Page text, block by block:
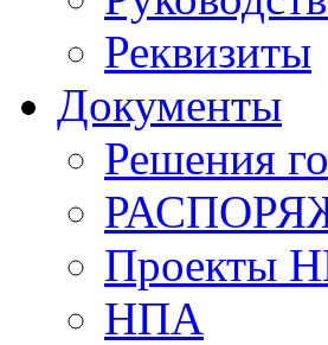
Реквизиты
Документы
Решения
Проекты
НПА